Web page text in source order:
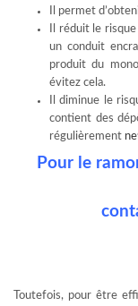
Il permet
Il réduit le
un conduit
produit du
évitez cela.
Il diminue le
contient des
régulièrement
Pour le
Toutefois, pour être